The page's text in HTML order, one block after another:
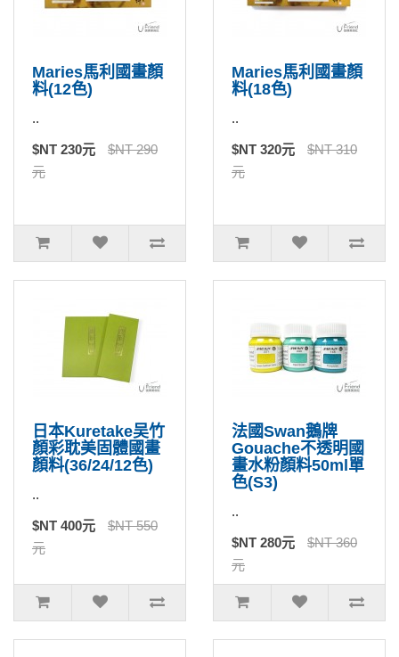
Maries馬利國畫顏
料(12色)
..
$NT 230元
$NT 290
元
Maries馬利國畫顏
料(18色)
..
$NT 320元
$NT 310
元
日本Kuretake吴竹
顏彩耽美固體國畫
顏料(36/24/12色)
..
$NT 400元
$NT 550
元
法國Swan鵝牌
Gouache不透明國
畫水粉顏料50ml單
色(S3)
..
$NT 280元
$NT 360
元